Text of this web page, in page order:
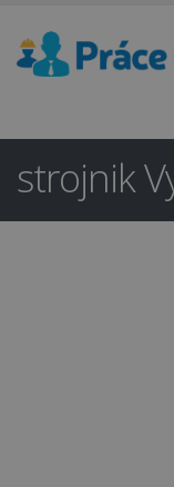
strojnik